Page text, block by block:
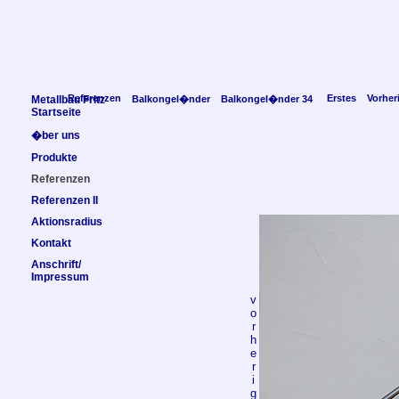
Referenzen Balkongel�nder Balkongel�nder 34 Erstes
v
o
r
h
e
r
i
g
Metallbau Fritz
Startseite
�ber uns
Produkte
Referenzen
Referenzen II
Aktionsradius
Kontakt
Anschrift/
Impressum